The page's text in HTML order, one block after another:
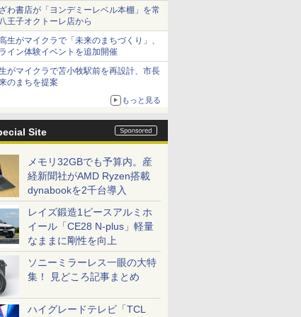
わ書店が「ヨンデミーレベル本棚」を常
王子オクトーレ店から
生がマイクラで「未来のまちづくり」、
イン体験イベントを追加開催
がマイクラで苫小牧駅前を再設計、市長
のまちを提案
もっと見る
Site
メモリ32GBでも予算内。産
経新聞社がAMD Ryzen搭載
dynabookを2千台導入
レイズ鍛造1ピースアルミホ
イール「CE28 N-plus」軽量
なままに剛性を向上
ソニーミラーレス一眼の大特
集！ 見どころ記事まとめ
ハイグレードテレビ「TCL